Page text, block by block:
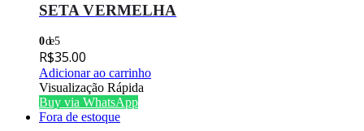
SETA VERMELHA
0de 5
R$35.00
Adicionar ao carrinho
Visualização Rápida
Buy via WhatsApp
Fora de estoque